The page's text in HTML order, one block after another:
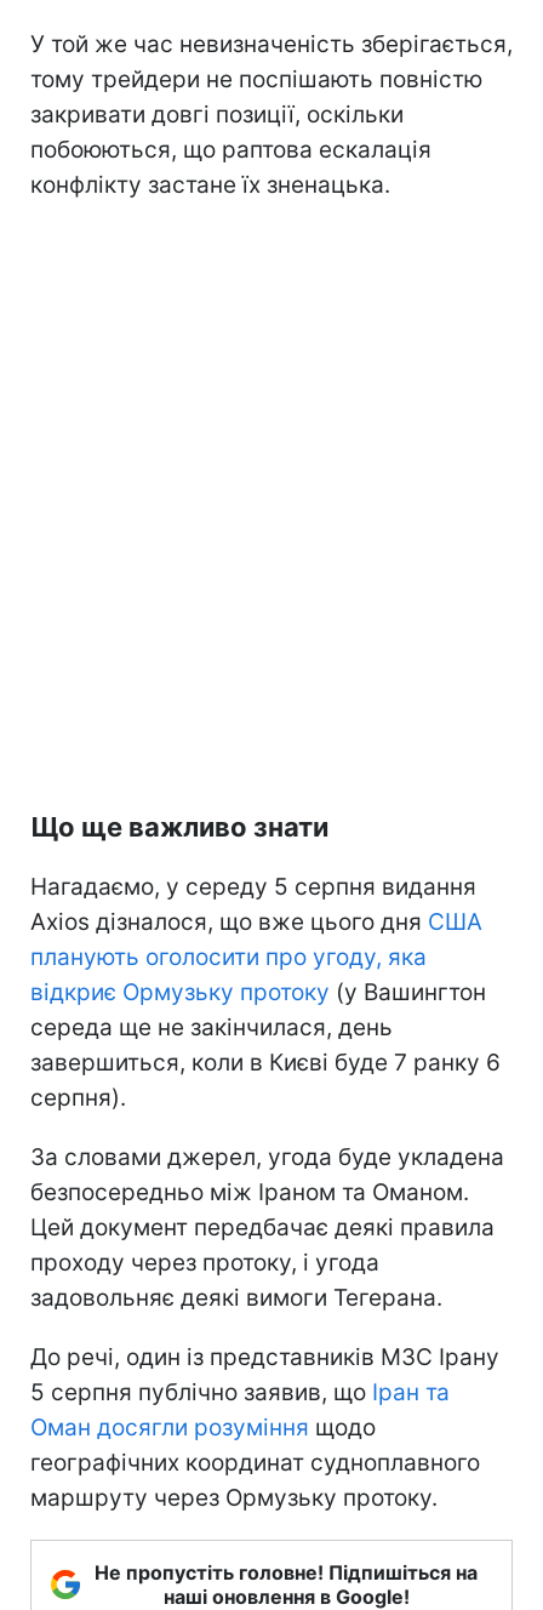
У той же час невизначеність зберігається,
тому трейдери не поспішають повністю
закривати довгі позиції, оскільки
побоюються, що раптова ескалація
конфлікту застане їх зненацька.
Що ще важливо знати
Нагадаємо, у середу 5 серпня видання
Axios дізналося, що вже цього дня США
планують оголосити про угоду, яка
відкриє Ормузьку протоку (у Вашингтон
середа ще не закінчилася, день
завершиться, коли в Києві буде 7 ранку 6
серпня).
За словами джерел, угода буде укладена
безпосередньо між Іраном та Оманом.
Цей документ передбачає деякі правила
проходу через протоку, і угода
задовольняє деякі вимоги Тегерана.
До речі, один із представників МЗС Ірану
5 серпня публічно заявив, що Іран та
Оман досягли розуміння щодо
географічних координат судноплавного
маршруту через Ормузьку протоку.
Не пропустіть головне! Підпишіться на
наші оновлення в Google!